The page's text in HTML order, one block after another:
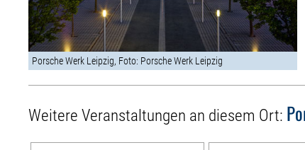
Porsche Werk Leipzig, Foto: Porsche Werk Leipzig
Weitere Veranstaltungen an diesem Ort: